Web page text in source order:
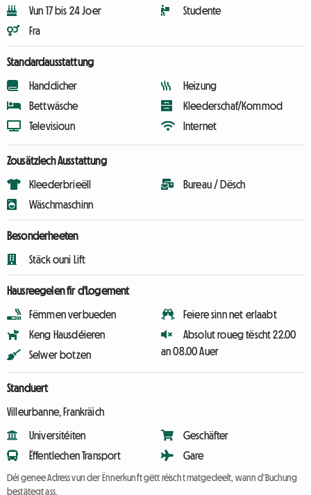
Vun 17 bis 24 Joer
Fra
Studente
Standardausstattung
Handdicher
Bettwäsche
Televisioun
Heizung
Kleederschaf/Kommod
Internet
Zousätzlech Ausstattung
Kleederbrieëll
Wäschmaschinn
Bureau / Dësch
Besonderheeten
Stäck ouni Lift
Hausreegelen fir d'Logement
Fëmmen verbueden
Keng Hausdéieren
Selwer botzen
Feiere sinn net erlaabt
Absolut roueg tëscht 22.00
an 08.00 Auer
Standuert
Villeurbanne, Frankräich
Universitéiten
Ëffentlechen Transport
Geschäfter
Gare
Déi genee Adress vun der Ënnerkunft gëtt réischt matgedeelt, wann d'Buchung
bestätegt ass.